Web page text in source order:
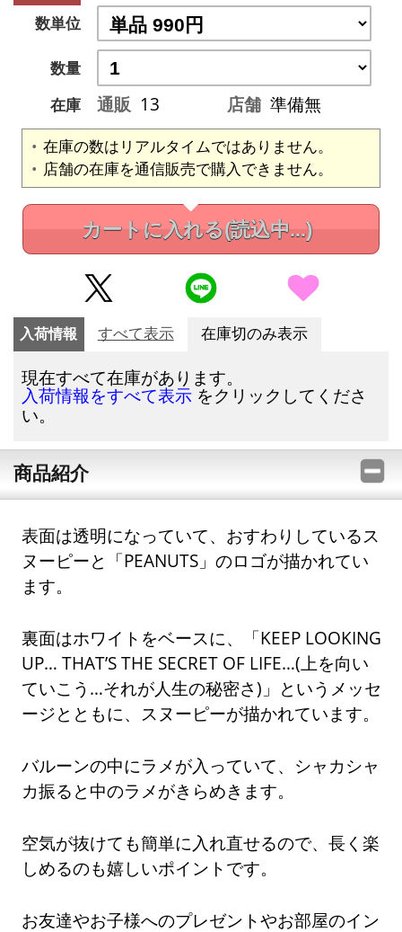
数単位
数量
在庫
通販 13 店舗 準備無
在庫の数はリアルタイムではありません。
店舗の在庫を通信販売で購入できません。
カートに入れる(読込中...)
入荷情報 すべて表示 在庫切のみ表示
現在すべて在庫があります。
入荷情報をすべて表示 をクリックしてくださ
い。
商品紹介
表面は透明になっていて、おすわりしているス
ヌーピーと「PEANUTS」のロゴが描かれてい
ます。
裏面はホワイトをベースに、「KEEP LOOKING
UP… THAT’S THE SECRET OF LIFE…(上を向い
ていこう…それが人生の秘密さ)」というメッセ
ージとともに、スヌーピーが描かれています。
バルーンの中にラメが入っていて、シャカシャ
カ振ると中のラメがきらめきます。
空気が抜けても簡単に入れ直せるので、長く楽
しめるのも嬉しいポイントです。
お友達やお子様へのプレゼントやお部屋のイン